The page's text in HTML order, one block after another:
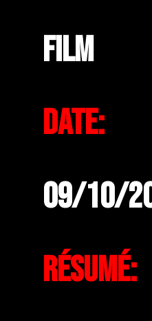
Film
Date:
09/10/
Résumé: